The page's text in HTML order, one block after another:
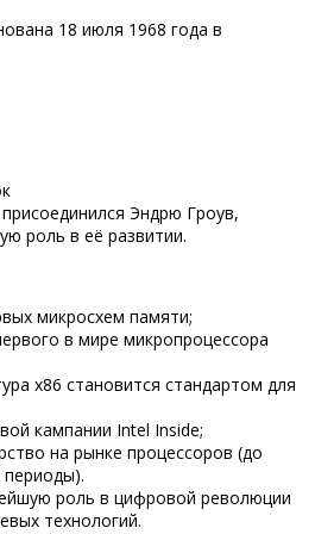
18 июля 1968 года в
Эндрю Гроув,
роль в её развитии.
микросхем памяти;
в мире микропроцессора
x86 становится стандартом для
кампании Intel Inside;
на рынке процессоров (до
роль в цифровой революции
технологий.